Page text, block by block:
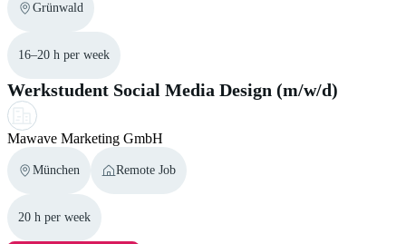
Grünwald
16–20 h per week
Werkstudent Social Media Design (m/w/d)
Mawave Marketing GmbH
München Remote Job
20 h per week